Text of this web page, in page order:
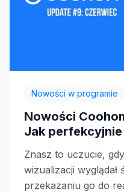
Nowości w programie
Nowości
Jak
Znasz to uczucie,
wizualizacji wyglądał
przekazaniu go do